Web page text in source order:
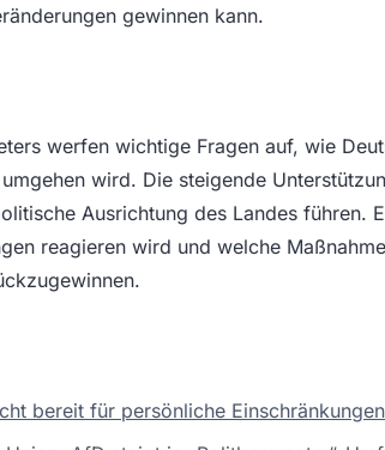
gewinnen kann.
werfen wichtige Fragen auf, wie
wird. Die steigende
Ausrichtung des Landes führen.
reagieren wird und welche
bereit für persönliche